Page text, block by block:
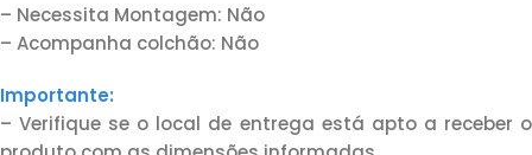
– Necessita Montagem: Não
– Acompanha colchão: Não
Importante:
– Verifique se o local de entrega está apto a receber o